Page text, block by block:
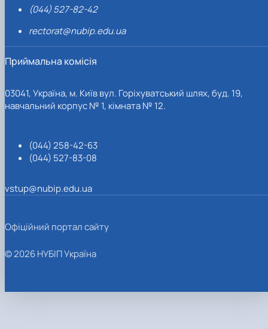
(044) 527-82-42
rectorat@nubip.edu.ua
Приймальна комісія
03041, Україна, м. Київ вул. Горіхуватський шлях, буд. 19,
навчальний корпус № 1, кімната № 12.
(044) 258-42-63
(044) 527-83-08
vstup@nubip.edu.ua
Офіційний портал сайту
© 2026 НУБІП Україна